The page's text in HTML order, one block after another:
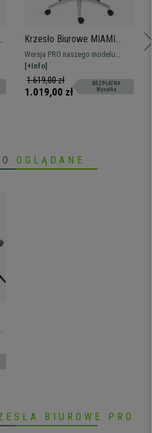
Krzesło Biurowe MIAMI
PRO, Mechanizm Synchro,
Metalowa Podstawa,
Podparcie Lędźwiowe,
Czarne
Wersja PRO naszego modelu
MIAMI, z solidną i elegancką
metalową podstawą oraz
mechanizmem synchronicznym z
[+Info]
1.619,00 zł
1.019,00 zł
BEZPŁATNA
Wysyłka
OGLĄDANE
BIUROWE PRO